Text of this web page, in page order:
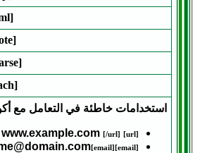
[html]
[quote]
[noparse]
[attach]
استخدامات خاطئة في التعامل مع
[url]
[/url]
[email]
[email]